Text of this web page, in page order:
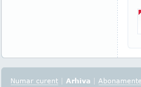
Numar curent | Arhiva | Abonamente